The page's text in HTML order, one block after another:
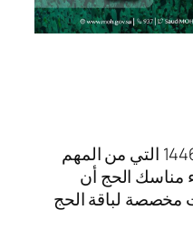
طريقة حجز لقاحات الحج 1446 التي من المهم
مناسك الحج أن
مخصصة لباقة الحج